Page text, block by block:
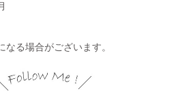
の平野泰新さんが白
る 春日井店にいらっしゃいまし
る場合がございます。